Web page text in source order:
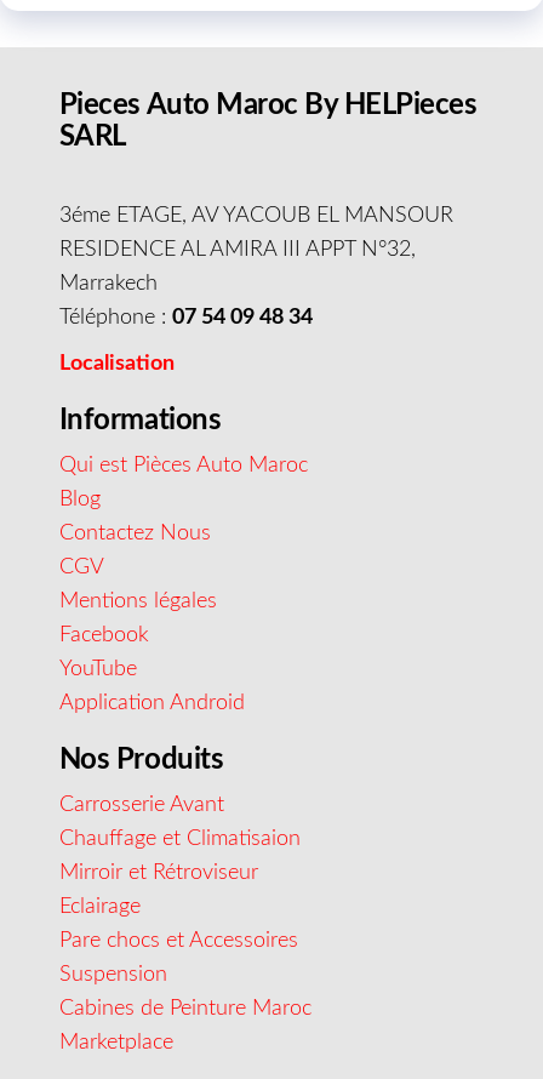
Pieces Auto Maroc By HELPieces
SARL
3éme ETAGE, AV YACOUB EL MANSOUR
RESIDENCE AL AMIRA III APPT N°32,
Marrakech
Téléphone : 07 54 09 48 34
Localisation
Informations
Qui est Pièces Auto Maroc
Blog
Contactez Nous
CGV
Mentions légales
Facebook
YouTube
Application Android
Nos Produits
Carrosserie Avant
Chauffage et Climatisaion
Mirroir et Rétroviseur
Eclairage
Pare chocs et Accessoires
Suspension
Cabines de Peinture Maroc
Marketplace